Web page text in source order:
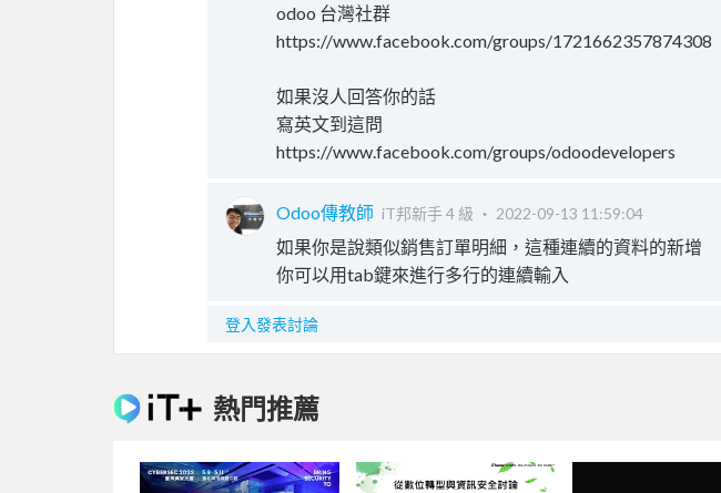
odoo 台灣社群
https://www.facebook.com/groups/1721662357874308
如果沒人回答你的話
寫英文到這問
https://www.facebook.com/groups/odoodevelopers
Odoo傳教師 iT邦新手 4 級 ‧ 2022-09-13 11:59:04
如果你是說類似銷售訂單明細，這種連續的資料的新增
你可以用tab鍵來進行多行的連續輸入
登入發表討論
熱門推薦